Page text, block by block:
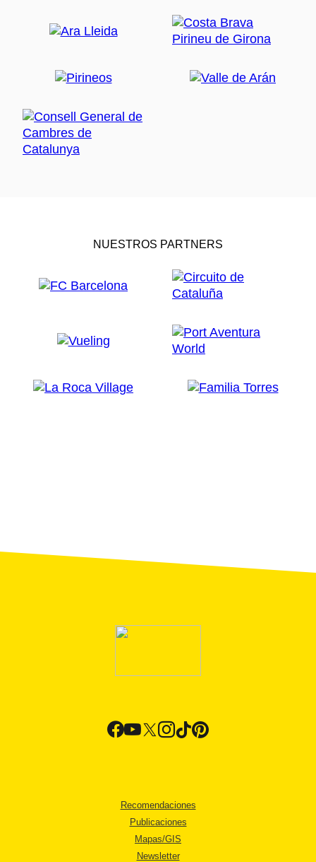
NUESTROS PARTNERS
Recomendaciones
Publicaciones
Mapas/GIS
Newsletter